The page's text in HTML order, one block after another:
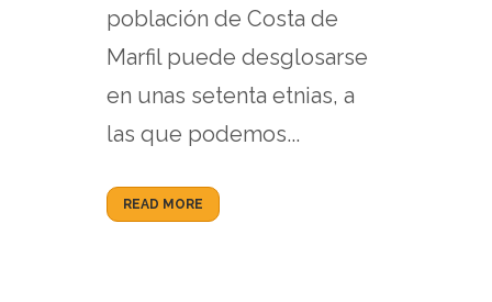
población de Costa de
Marfil puede desglosarse
en unas setenta etnias, a
las que podemos...
READ MORE